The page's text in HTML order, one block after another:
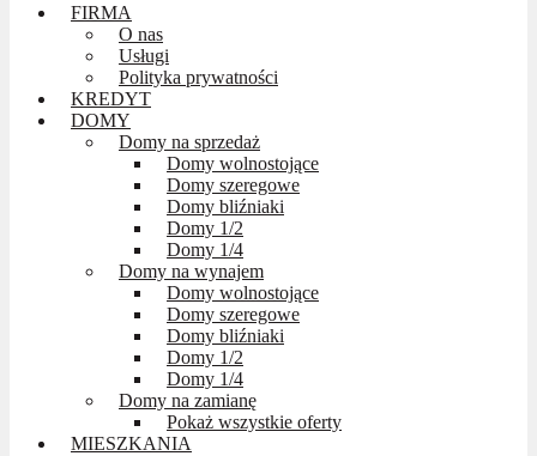
FIRMA
O nas
Usługi
Polityka prywatności
KREDYT
DOMY
Domy na sprzedaż
Domy wolnostojące
Domy szeregowe
Domy bliźniaki
Domy 1/2
Domy 1/4
Domy na wynajem
Domy wolnostojące
Domy szeregowe
Domy bliźniaki
Domy 1/2
Domy 1/4
Domy na zamianę
Pokaż wszystkie oferty
MIESZKANIA